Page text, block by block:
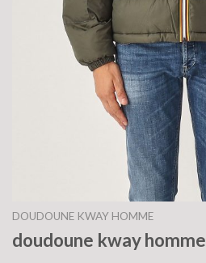
DOUDOUNE KWAY HOMME
doudoune kway homme